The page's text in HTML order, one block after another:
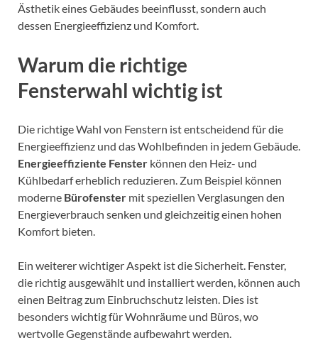
Ästhetik eines Gebäudes beeinflusst, sondern auch
dessen Energieeffizienz und Komfort.
Warum die richtige
Fensterwahl wichtig ist
Die richtige Wahl von Fenstern ist entscheidend für die
Energieeffizienz und das Wohlbefinden in jedem Gebäude.
Energieeffiziente Fenster können den Heiz- und
Kühlbedarf erheblich reduzieren. Zum Beispiel können
moderne Bürofenster mit speziellen Verglasungen den
Energieverbrauch senken und gleichzeitig einen hohen
Komfort bieten.
Ein weiterer wichtiger Aspekt ist die Sicherheit. Fenster,
die richtig ausgewählt und installiert werden, können auch
einen Beitrag zum Einbruchschutz leisten. Dies ist
besonders wichtig für Wohnräume und Büros, wo
wertvolle Gegenstände aufbewahrt werden.